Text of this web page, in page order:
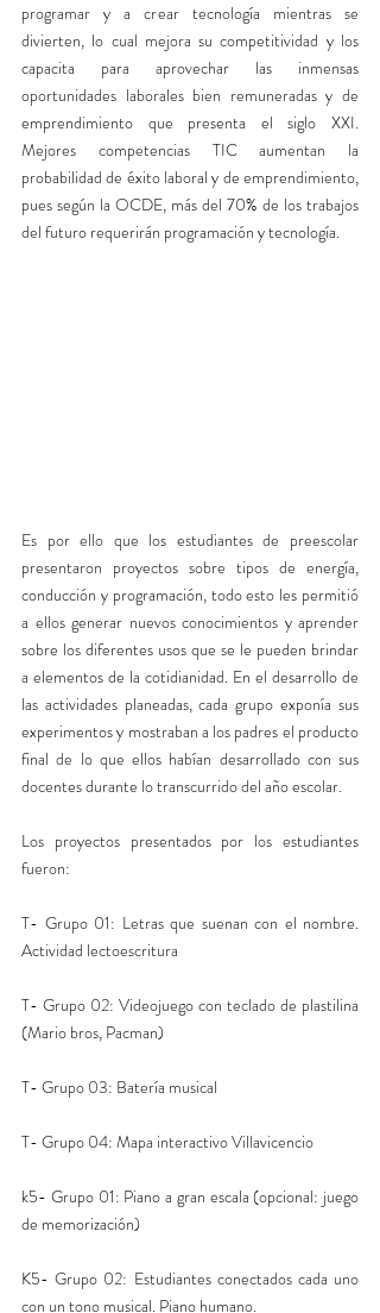
programar y a crear tecnología mientras se
divierten, lo cual mejora su competitividad y los
capacita para aprovechar las inmensas
oportunidades laborales bien remuneradas y de
emprendimiento que presenta el siglo XXI.
Mejores competencias TIC aumentan la
probabilidad de éxito laboral y de emprendimiento,
pues según la OCDE, más del 70% de los trabajos
del futuro requerirán programación y tecnología.
Es por ello que los estudiantes de preescolar
presentaron proyectos sobre tipos de energía,
conducción y programación, todo esto les permitió
a ellos generar nuevos conocimientos y aprender
sobre los diferentes usos que se le pueden brindar
a elementos de la cotidianidad. En el desarrollo de
las actividades planeadas, cada grupo exponía sus
experimentos y mostraban a los padres el producto
final de lo que ellos habían desarrollado con sus
docentes durante lo transcurrido del año escolar.
Los proyectos presentados por los estudiantes
fueron:
T- Grupo 01: Letras que suenan con el nombre.
Actividad lectoescritura
T- Grupo 02: Videojuego con teclado de plastilina
(Mario bros, Pacman)
T- Grupo 03: Batería musical
T- Grupo 04: Mapa interactivo Villavicencio
k5- Grupo 01: Piano a gran escala (opcional: juego
de memorización)
K5- Grupo 02: Estudiantes conectados cada uno
con un tono musical. Piano humano.